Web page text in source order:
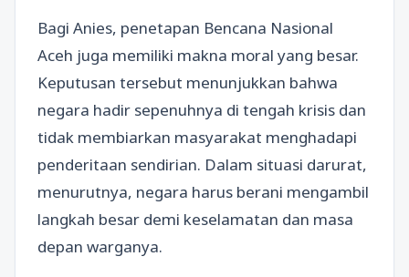
Bagi Anies, penetapan Bencana Nasional
Aceh juga memiliki makna moral yang besar.
Keputusan tersebut menunjukkan bahwa
negara hadir sepenuhnya di tengah krisis dan
tidak membiarkan masyarakat menghadapi
penderitaan sendirian. Dalam situasi darurat,
menurutnya, negara harus berani mengambil
langkah besar demi keselamatan dan masa
depan warganya.